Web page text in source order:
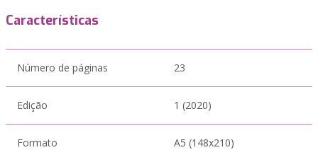
Características
Número de páginas 23
Edição 1 (2020)
Formato A5 (148x210)